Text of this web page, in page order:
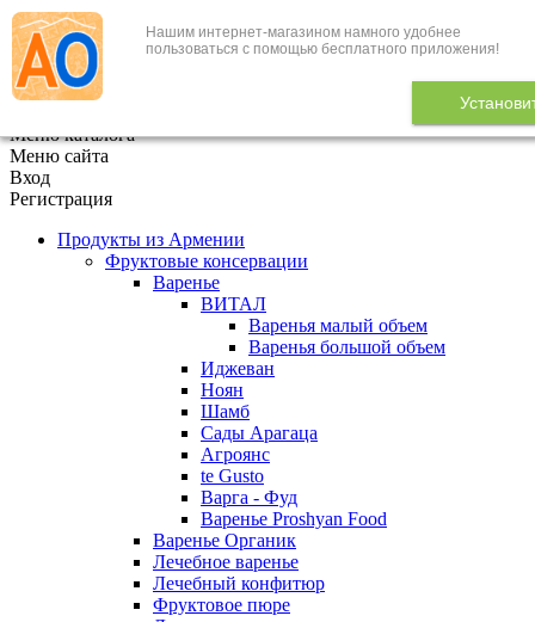
Нашим интернет-магазином намного удобнее
пользоваться с помощью бесплатного приложения!
+7 (495) 646-888-1
В корзине 0
Меню каталога
Меню сайта
Вход
Регистрация
Продукты из Армении
Фруктовые консервации
Варенье
ВИТАЛ
Варенья малый объем
Варенья большой объем
Иджеван
Ноян
Шамб
Сады Арагаца
Агроянс
te Gusto
Варга - Фуд
Варенье Proshyan Food
Варенье Органик
Лечебное варенье
Лечебный конфитюр
Фруктовое пюре